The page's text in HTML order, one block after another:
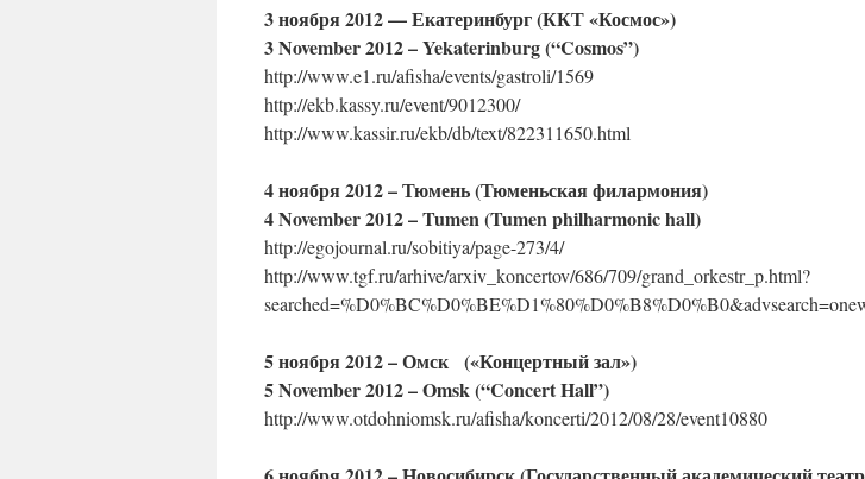
3 ноября 2012 — Екатеринбург (ККТ «Космос»)
3 November 2012 – Yekaterinburg (“Cosmos”)
http://www.e1.ru/afisha/events/gastroli/1569
http://ekb.kassy.ru/event/9012300/
http://www.kassir.ru/ekb/db/text/822311650.html
4 ноября 2012 – Тюмень (Тюменьская филармония)
4 November 2012 – Tumen (Tumen philharmonic hall)
http://egojournal.ru/sobitiya/page-273/4/
http://www.tgf.ru/arhive/arxiv_koncertov/686/709/grand_orkestr_p.html?
5 ноября 2012 – Омск («Концертный зал»)
5 November 2012 – Omsk(“Concert Hall”)
http://www.otdohniomsk.ru/afisha/koncerti/2012/08/28/event10880